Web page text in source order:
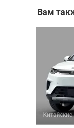
Вам
Китайские